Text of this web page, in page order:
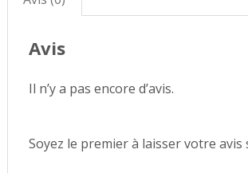
Avis
Il n’y a pas encore d’avis.
Soyez le premier à laisser votre avis